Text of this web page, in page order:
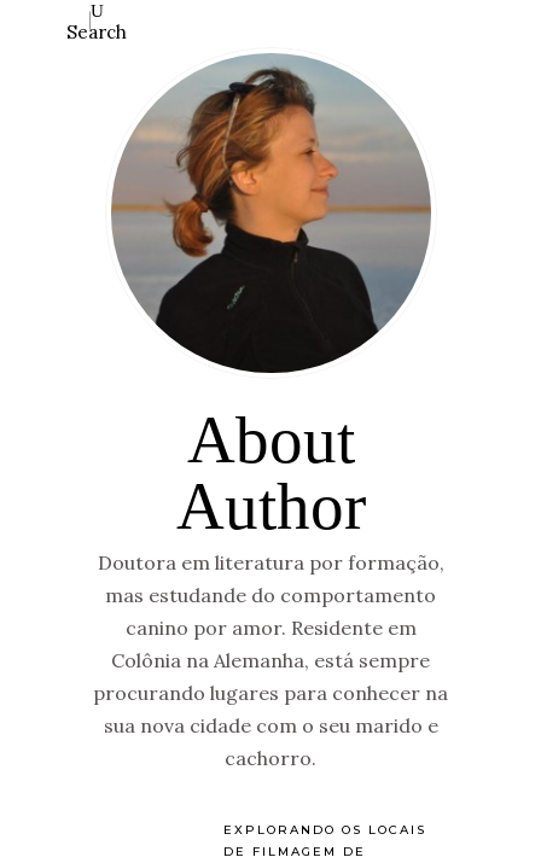
Search
About
Author
Doutora em literatura por formação,
mas estudande do comportamento
canino por amor. Residente em
Colônia na Alemanha, está sempre
procurando lugares para conhecer na
sua nova cidade com o seu marido e
cachorro.
EXPLORANDO OS LOCAIS
DE FILMAGEM DE